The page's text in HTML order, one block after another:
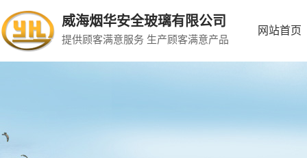
威海烟华安全玻璃有限公司
提供顾客满意服务 生产顾客满意产品
网站首页